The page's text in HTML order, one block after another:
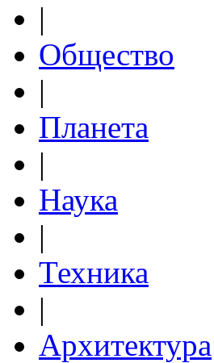
|
Общество
|
Планета
|
Наука
|
Техника
|
Архитектура